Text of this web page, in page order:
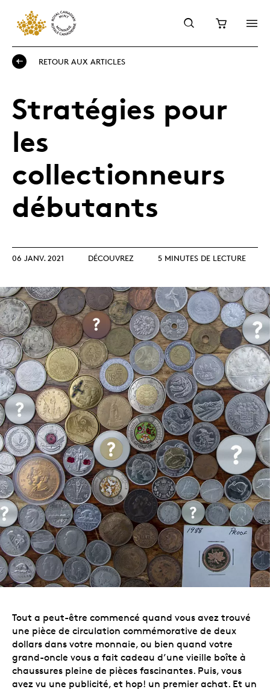
RETOUR AUX ARTICLES
Stratégies pour
les
collectionneurs
débutants
06 JANV. 2021 DÉCOUVREZ 5 MINUTES DE LECTURE
Tout a peut-être commencé quand vous avez trouvé
une pièce de circulation commémorative de deux
dollars dans votre monnaie, ou bien quand votre
grand-oncle vous a fait cadeau d’une vieille boîte à
chaussures pleine de pièces fascinantes. Puis, vous
avez vu une publicité, et hop! un premier achat. Et un